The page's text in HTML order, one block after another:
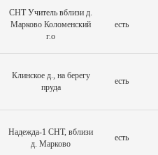
СНТ Учитель вблизи д.
Марково Коломенский
г.о
есть
Клинское д., на берегу
пруда
есть
Надежда-1 СНТ, вблизи
д. Марково
есть